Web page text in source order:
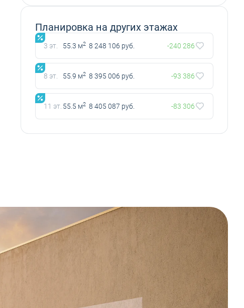
Планировка на других этажах
3 эт. 55.3 м2 8 248 106 руб. -240 286
8 эт. 55.9 м2 8 395 006 руб. -93 386
11 эт. 55.5 м2 8 405 087 руб. -83 306